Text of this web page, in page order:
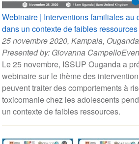
Webinaire | Interventions familiales au
dans un contexte de faibles ressources
25 novembre 2020, Kampala, Ouganda
Presented by: Giovanna Campello
Le 25 novembre, ISSUP Ouganda a
webinaire sur le thème des
peuvent traiter des comportements à
toxicomanie chez les adolescents
un contexte de faibles ressources.